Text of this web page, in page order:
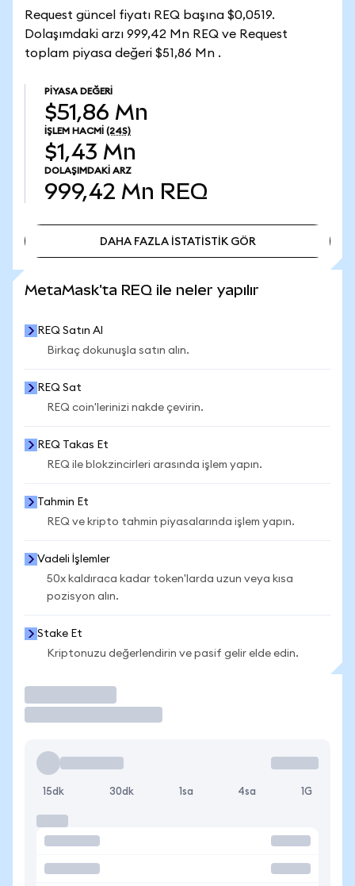
Request güncel fiyatı REQ başına $0,0519.
Dolaşımdaki arzı 999,42 Mn REQ ve Request
toplam piyasa değeri $51,86 Mn .
PIYASA DEĞERI
$51,86 Mn
İŞLEM HACMI (24S)
$1,43 Mn
DOLAŞIMDAKI ARZ
999,42 Mn REQ
DAHA FAZLA İSTATİSTİK GÖR
MetaMask'ta REQ ile neler yapılır
REQ Satın Al
Birkaç dokunuşla satın alın.
REQ Sat
REQ coin'lerinizi nakde çevirin.
REQ Takas Et
REQ ile blokzincirleri arasında işlem yapın.
Tahmin Et
REQ ve kripto tahmin piyasalarında işlem yapın.
Vadeli İşlemler
50x kaldıraca kadar token'larda uzun veya kısa
pozisyon alın.
Stake Et
Kriptonuzu değerlendirin ve pasif gelir elde edin.
15dk 30dk 1sa 4sa 1G